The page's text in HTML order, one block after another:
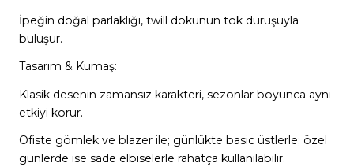
İpeğin doğal parlaklığı, twill dokunun tok duruşuyla
buluşur.
Tasarım & Kumaş:
Klasik desenin zamansız karakteri, sezonlar boyunca aynı
etkiyi korur.
Ofiste gömlek ve blazer ile; günlükte basic üstlerle; özel
günlerde ise sade elbiselerle rahatça kullanılabilir.